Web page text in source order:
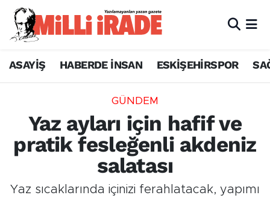
ASAYİŞ HABERDE İNSAN ESKİŞEHİRSPOR
GÜNDEM
Yaz ayları için hafif ve
pratik fesleğenli akdeniz
salatası
Yaz sıcaklarında içinizi ferahlatacak, yapımı